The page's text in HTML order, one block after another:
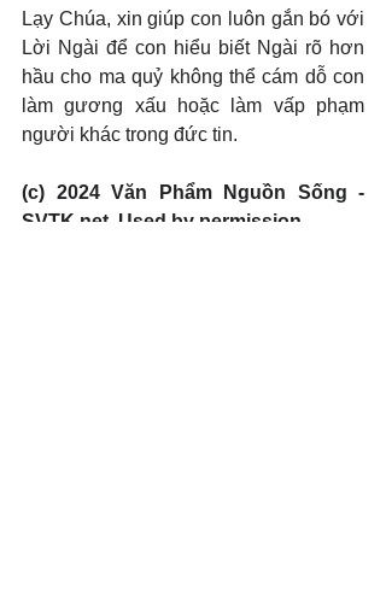
Lạy Chúa, xin giúp con luôn gắn bó với
Lời Ngài để con hiểu biết Ngài rõ hơn
hầu cho ma quỷ không thể cám dỗ con
làm gương xấu hoặc làm vấp phạm
người khác trong đức tin.
(c) 2024 Văn Phẩm Nguồn Sống -
SVTK.net. Used by permission.